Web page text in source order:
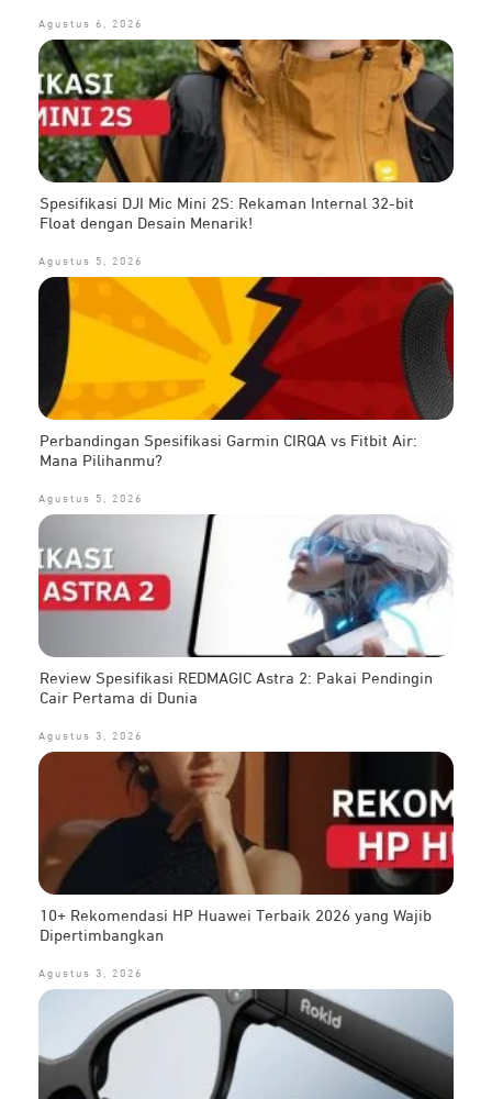
Agustus 6, 2026
Spesifikasi DJI Mic Mini 2S: Rekaman Internal 32-bit
Float dengan Desain Menarik!
Agustus 5, 2026
Perbandingan Spesifikasi Garmin CIRQA vs Fitbit Air:
Mana Pilihanmu?
Agustus 5, 2026
Review Spesifikasi REDMAGIC Astra 2: Pakai Pendingin
Cair Pertama di Dunia
Agustus 3, 2026
10+ Rekomendasi HP Huawei Terbaik 2026 yang Wajib
Dipertimbangkan
Agustus 3, 2026